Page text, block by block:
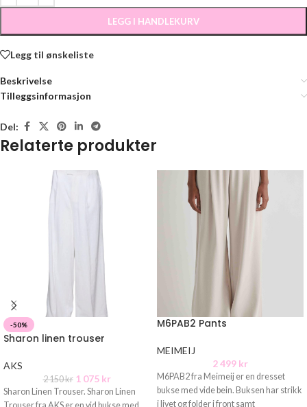
LEGG I HANDLEKURV
Legg til ønskeliste
Beskrivelse
Tilleggsinformasjon
Del:
Relaterte produkter
-50%
Sharon linen trouser
AKS
2 150kr 1 075 kr
Sharon Linen Trouser. Sharon Linen
M6PAB2 Pants
MEIMEIJ
2 499 kr
M6PAB2 fra Meimeij er en dresset
bukse med vide bein. Buksen har strikk
i livet og folder i front samt